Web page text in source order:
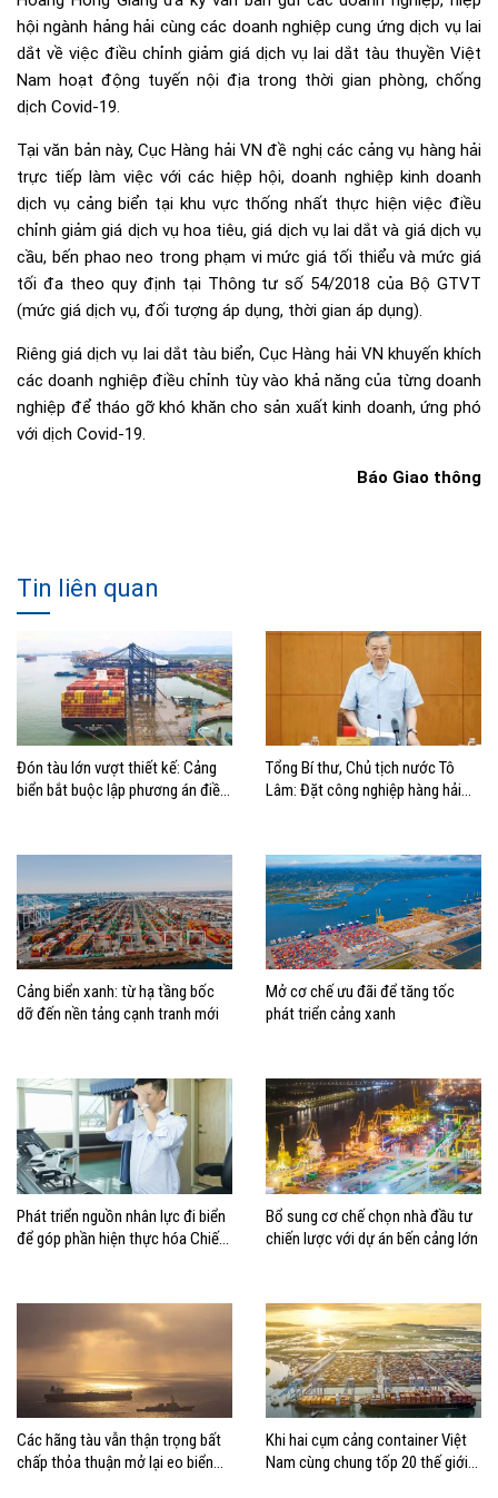
hội ngành hảng hải cùng các doanh nghiệp cung ứng dịch vụ lai
dắt về việc điều chỉnh giảm giá dịch vụ lai dắt tàu thuyền Việt
Nam hoạt động tuyến nội địa trong thời gian phòng, chống
dịch Covid-19.
Tại văn bản này, Cục Hàng hải VN đề nghị các cảng vụ hàng hải
trực tiếp làm việc với các hiệp hội, doanh nghiệp kinh doanh
dịch vụ cảng biển tại khu vực thống nhất thực hiện việc điều
chỉnh giảm giá dịch vụ hoa tiêu, giá dịch vụ lai dắt và giá dịch vụ
cầu, bến phao neo trong phạm vi mức giá tối thiểu và mức giá
tối đa theo quy định tại Thông tư số 54/2018 của Bộ GTVT
(mức giá dịch vụ, đối tượng áp dụng, thời gian áp dụng).
Riêng giá dịch vụ lai dắt tàu biển, Cục Hàng hải VN khuyến khích
các doanh nghiệp điều chỉnh tùy vào khả năng của từng doanh
nghiệp để tháo gỡ khó khăn cho sản xuất kinh doanh, ứng phó
với dịch Covid-19.
Báo Giao thông
Tin liên quan
Đón tàu lớn vượt thiết kế: Cảng
biển bắt buộc lập phương án điều
Tổng Bí thư, Chủ tịch nước Tô
Lâm: Đặt công nghiệp hàng hải
biển mạnh
Cảng biển xanh: từ hạ tầng bốc
dỡ đến nền tảng cạnh tranh mới
Mở cơ chế ưu đãi để tăng tốc
phát triển cảng xanh
Phát triển nguồn nhân lực đi biển
để góp phần hiện thực hóa Chiến
Bổ sung cơ chế chọn nhà đầu tư
chiến lược với dự án bến cảng lớn
Các hãng tàu vẫn thận trọng bất
chấp thỏa thuận mở lại eo biển
Khi hai cụm cảng container Việt
Nam cùng chung tốp 20 thế giới